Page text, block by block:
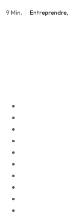
9 Min. Entreprendre,